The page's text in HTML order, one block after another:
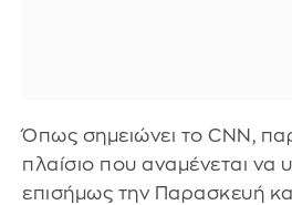
Όπως σημειώνει το CNN,
πλαίσιο που αναμένεται να
επισήμως την Παρασκευή